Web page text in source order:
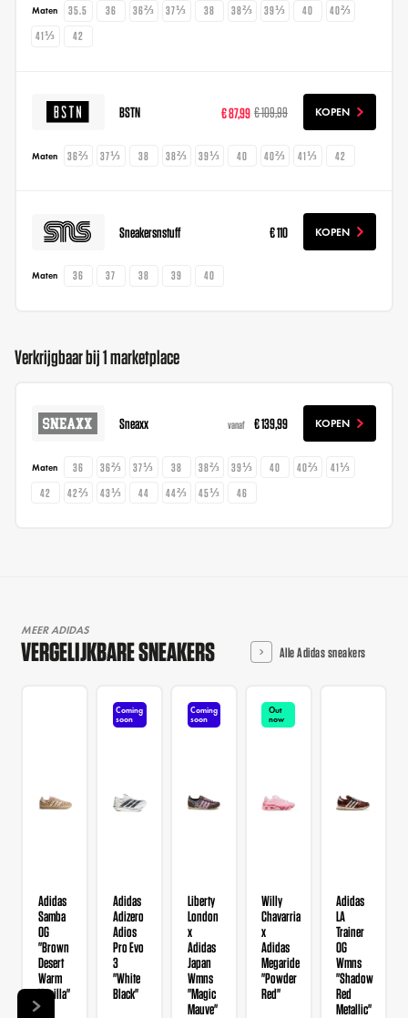
Maten 35.5 36 36⅔ 37⅓ 38 38⅔ 39⅓ 40
40⅔
41⅓
42
BSTN € 87,99 € 109,99 KOPEN
Maten 36⅔ 37⅓ 38 38⅔ 39⅓ 40 40⅔ 41⅓ 42
Sneakersnstuff € 110 KOPEN
Maten 36 37 38 39 40
Verkrijgbaar bij 1 marketplace
Sneaxx vanaf € 139,99 KOPEN
Maten 36 36⅔ 37⅓ 38 38⅔ 39⅓ 40 40⅔
41⅓
42
42⅔ 43⅓ 44 44⅔ 45⅓ 46
MEER ADIDAS
VERGELIJKBARE SNEAKERS Alle Adidas sneakers
Adidas
Samba
OG
"Brown
Desert
Warm
Vanilla"
Coming
soon
Adidas
Adizero
Adios
Pro Evo
3
"White
Black"
Coming
soon
Liberty
London
x
Adidas
Japan
Wmns
"Magic
Mauve"
Out
now
Willy
Chavarria
x
Adidas
Megaride
"Powder
Red"
Adidas
LA
Trainer
OG
Wmns
"Shadow
Red
Metallic"